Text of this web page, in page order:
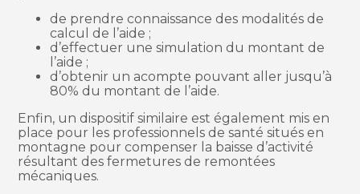
de prendre connaissance des modalités de
calcul de l’aide ;
d’effectuer une simulation du montant de
l’aide ;
d’obtenir un acompte pouvant aller jusqu’à
80% du montant de l’aide.
Enfin, un dispositif similaire est également mis en
place pour les professionnels de santé situés en
montagne pour compenser la baisse d’activité
résultant des fermetures de remontées
mécaniques.